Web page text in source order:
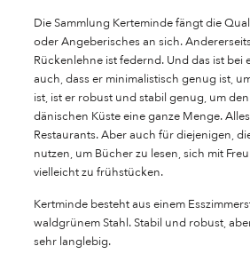
Die Sammlung Kerteminde fängt die
oder Angeberisches an sich.
Rückenlehne ist federnd. Und das ist
auch, dass er minimalistisch genug ist,
ist, ist er robust und stabil genug, um
dänischen Küste eine ganze Menge.
Restaurants. Aber auch für diejenigen,
nutzen, um Bücher zu lesen, sich mit
vielleicht zu frühstücken.
Kertminde besteht aus einem
waldgrünem Stahl. Stabil und robust,
sehr langlebig.